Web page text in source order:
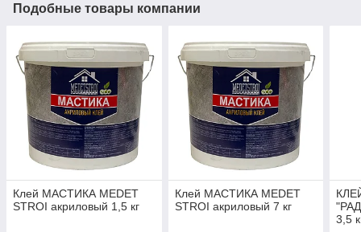
Подобные товары компании
Клей МАСТИКА MEDET
STROI акриловый 1,5 кг
Клей МАСТИКА MEDET
STROI акриловый 7 кг
3,5